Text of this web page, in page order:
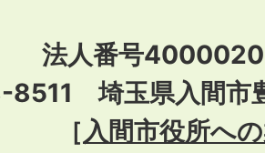
法人番号
8511 埼玉県入間市
［入間市役所へ